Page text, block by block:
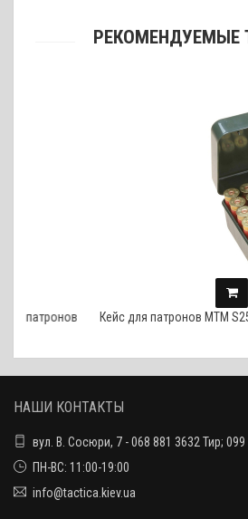
РЕКОМЕНДУЕМЫЕ
Кейс для патронов MTM S25-12M
патронов 12 и 10 кал.
НАШИ КОНТАКТЫ
вул. В. Сосюри, 7 - 068 881 3632 Тир;
ПН-ВС: 11:00-19:00
info@tactica.kiev.ua